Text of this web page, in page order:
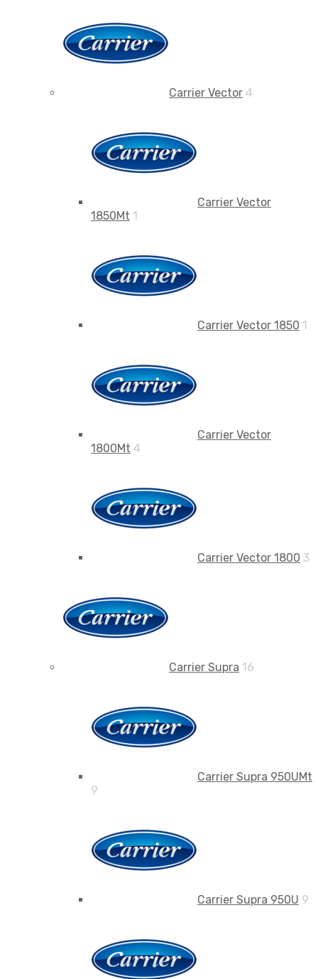
Carrier Vector 4
Carrier Vector
1850Mt 1
Carrier Vector 1850 1
Carrier Vector
1800Mt 4
Carrier Vector 1800 3
Carrier Supra 16
Carrier Supra 950UMt
9
Carrier Supra 950U 9